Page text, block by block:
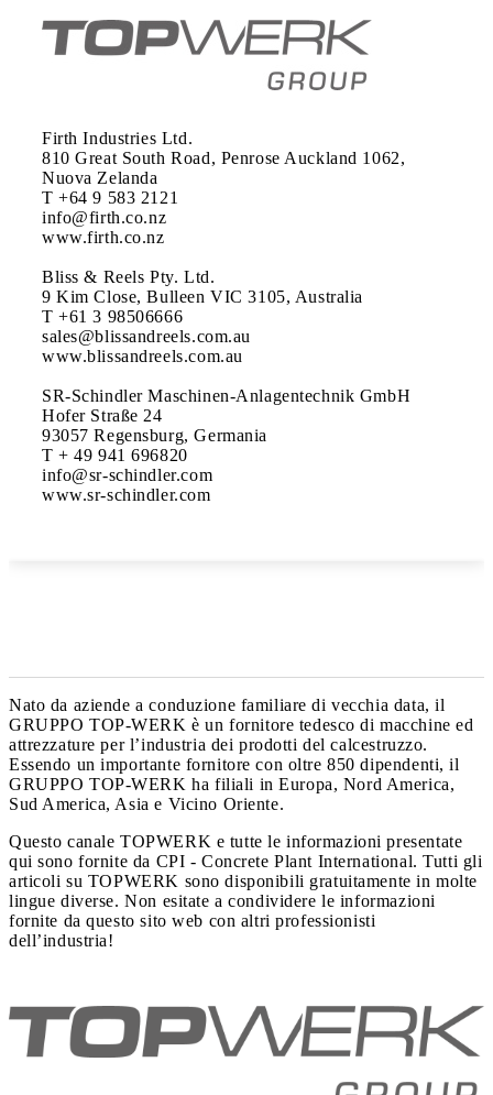
Firth Industries Ltd.
810 Great South Road, Penrose Auckland 1062,
Nuova Zelanda
T +64 9 583 2121
info@firth.co.nz
www.firth.co.nz
Bliss & Reels Pty. Ltd.
9 Kim Close, Bulleen VIC 3105, Australia
T +61 3 98506666
sales@blissandreels.com.au
www.blissandreels.com.au
SR-Schindler Maschinen-Anlagentechnik GmbH
Hofer Straße 24
93057 Regensburg, Germania
T + 49 941 696820
info@sr-schindler.com
www.sr-schindler.com
Nato da aziende a conduzione familiare di vecchia data, il
GRUPPO TOP-WERK è un fornitore tedesco di macchine ed
attrezzature per l’industria dei prodotti del calcestruzzo.
Essendo un importante fornitore con oltre 850 dipendenti, il
GRUPPO TOP-WERK ha filiali in Europa, Nord America,
Sud America, Asia e Vicino Oriente.
Questo canale TOPWERK e tutte le informazioni presentate
qui sono fornite da CPI - Concrete Plant International. Tutti gli
articoli su TOPWERK sono disponibili gratuitamente in molte
lingue diverse. Non esitate a condividere le informazioni
fornite da questo sito web con altri professionisti
dell’industria!